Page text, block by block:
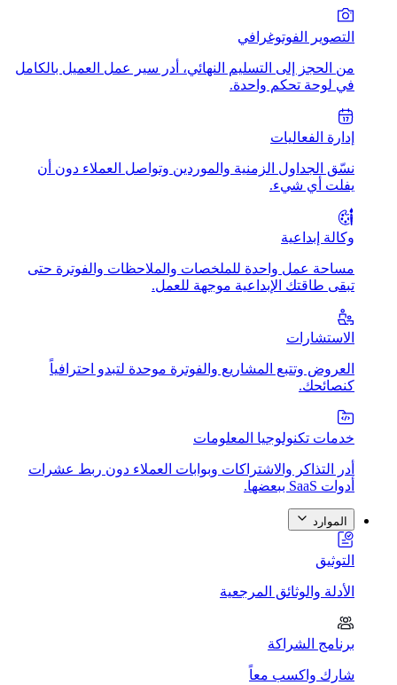
التصوير الفوتوغرافي
من الحجز إلى التسليم النهائي، أدر سير عمل العميل بالكامل
في لوحة تحكم واحدة.
إدارة الفعاليات
نسّق الجداول الزمنية والموردين وتواصل العملاء دون أن
يفلت أي شيء.
وكالة إبداعية
مساحة عمل واحدة للملخصات والملاحظات والفوترة حتى
تبقى طاقتك الإبداعية موجهة للعمل.
الاستشارات
العروض وتتبع المشاريع والفوترة موحدة لتبدو احترافياً
كنصائحك.
خدمات تكنولوجيا المعلومات
أدر التذاكر والاشتراكات وبوابات العملاء دون ربط عشرات
أدوات SaaS ببعضها.
الموارد
التوثيق
الأدلة والوثائق المرجعية
برنامج الشراكة
شارك واكسب معاً